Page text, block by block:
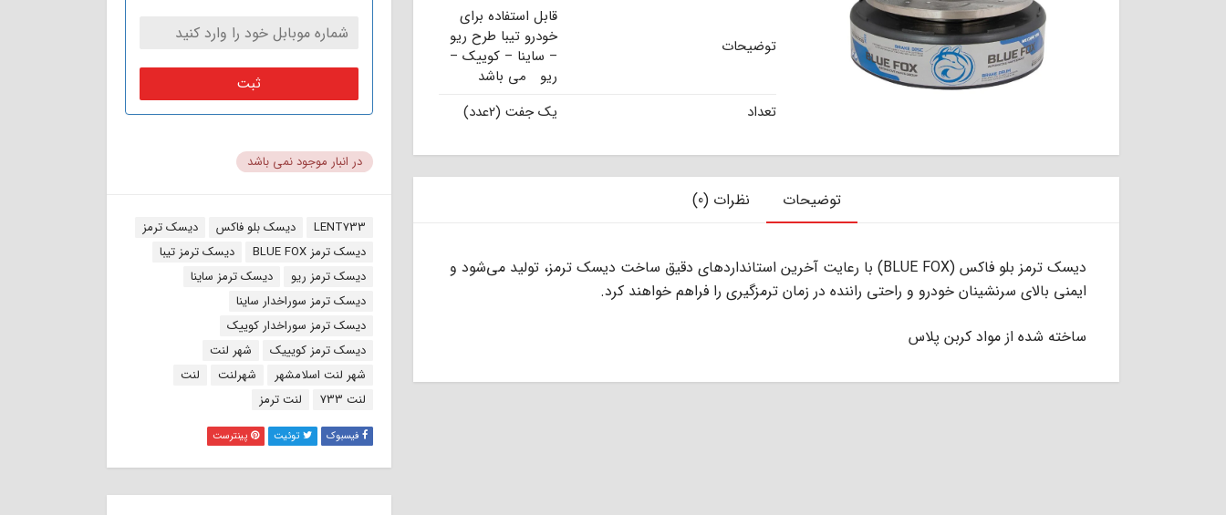
توضیحات
قابل استفاده برای
خودرو تیبا طرح ریو
– ساینا – کوییک –
ریو می باشد
تعداد
یک جفت (2عدد)
ثبت
در انبار موجود نمی باشد
برچسب:
LENT733 دیسک بلو فاکس
دیسک ترمز
دیسک ترمز BLUE FOX
دیسک ترمز تیبا
دیسک ترمز ریو
دیسک ترمز ساینا
دیسک ترمز سوراخدار ساینا
دیسک ترمز سوراخدار کوییک
دیسک ترمز کویییک
شهر لنت
شهر لنت اسلامشهر
شهرلنت
لنت
لنت 733
لنت ترمز
فیسبوک توئیت پینترست
توضیحات نظرات (0)
دیسک ترمز بلو فاکس (BLUE FOX) با رعایت آخرین استانداردهای دقیق ساخت دیسک ترمز، تولید می‌شود و
ایمنی بالای سرنشینان خودرو و راحتی راننده در زمان ترمزگیری را فراهم خواهند کرد.
ساخته شده از مواد کربن پلاس